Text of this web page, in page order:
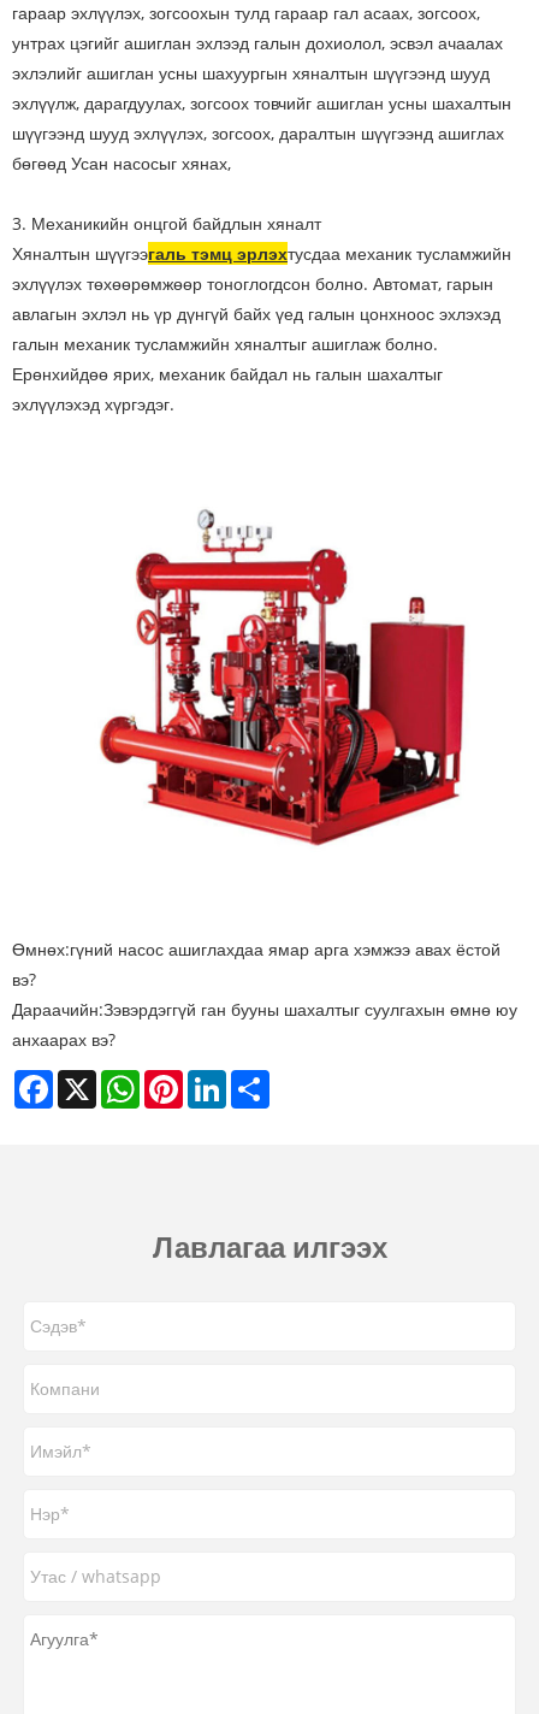
гараар эхлүүлэх, зогсоохын тулд гараар гал асаах, зогсоох,
унтрах цэгийг ашиглан эхлээд галын дохиолол, эсвэл ачаалах
эхлэлийг ашиглан усны шахуургын хяналтын шүүгээнд шууд
эхлүүлж, дарагдуулах, зогсоох товчийг ашиглан усны шахалтын
шүүгээнд шууд эхлүүлэх, зогсоох, даралтын шүүгээнд ашиглах
бөгөөд Усан насосыг хянах,
3. Механикийн онцгой байдлын хяналт
Хяналтын шүүгээгаль тэмц эрлэхтусдаа механик тусламжийн
эхлүүлэх төхөөрөмжөөр тоноглогдсон болно. Автомат, гарын
авлагын эхлэл нь үр дүнгүй байх үед галын цонхноос эхлэхэд
галын механик тусламжийн хяналтыг ашиглаж болно.
Ерөнхийдөө ярих, механик байдал нь галын шахалтыг
эхлүүлэхэд хүргэдэг.
Өмнөх:гүний насос ашиглахдаа ямар арга хэмжээ авах ёстой
вэ?
Дараачийн:Зэвэрдэггүй ган бууны шахалтыг суулгахын өмнө юу
анхаарах вэ?
Facebook
X WhatsAppPinterestLinkedIn
Лавлагаа илгээх